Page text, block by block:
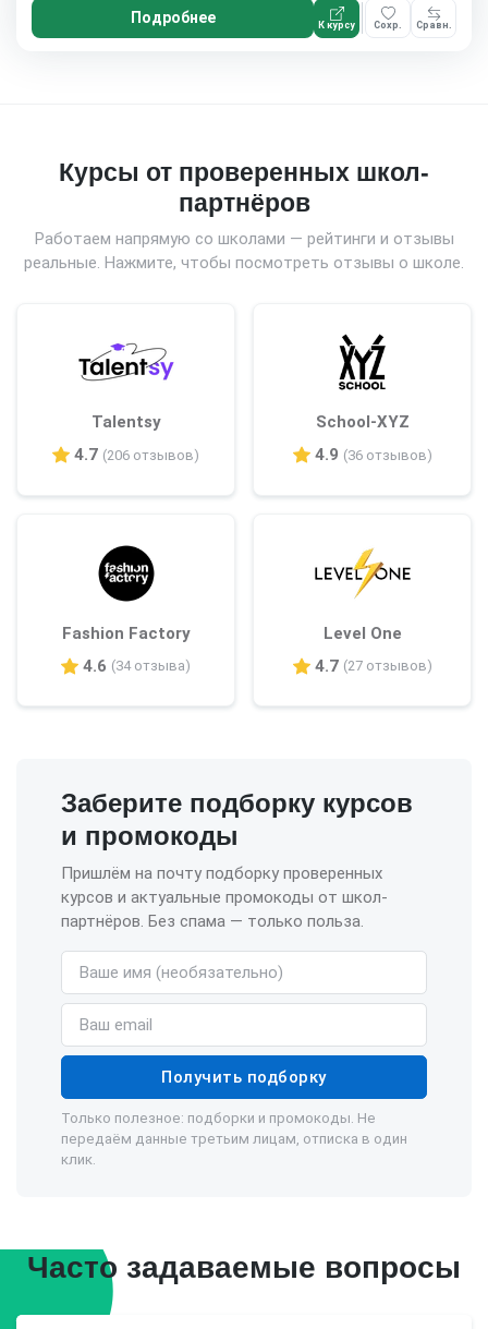
Подробнее К курсу Сохр. Сравн.
Курсы от проверенных школ-
партнёров
Работаем напрямую со школами — рейтинги и отзывы
реальные. Нажмите, чтобы посмотреть отзывы о школе.
Talentsy
4.7 (206 отзывов)
School-XYZ
4.9 (36 отзывов)
Fashion Factory
4.6 (34 отзыва)
Level One
4.7 (27 отзывов)
Заберите подборку курсов
и промокоды
Пришлём на почту подборку проверенных
курсов и актуальные промокоды от школ-
партнёров. Без спама — только польза.
Имя (необязательно)
Email
Получить подборку
Только полезное: подборки и промокоды. Не
передаём данные третьим лицам, отписка в один
клик.
Часто задаваемые вопросы